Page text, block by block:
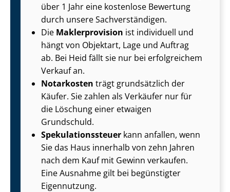
über 1 Jahr eine kostenlose Bewertung
durch unsere Sach­ver­stän­di­gen.
Die Maklerprovision ist individuell und
hängt von Objektart, Lage und Auftrag
ab. Bei Heid fällt sie nur bei erfolgreichem
Verkauf an.
Notarkosten trägt grundsätzlich der
Käufer. Sie zahlen als Verkäufer nur für
die Löschung einer etwaigen
Grundschuld.
Spe­ku­la­ti­ons­steu­er kann anfallen, wenn
Sie das Haus innerhalb von zehn Jahren
nach dem Kauf mit Gewinn verkaufen.
Eine Ausnahme gilt bei begünstigter
Eigennutzung.